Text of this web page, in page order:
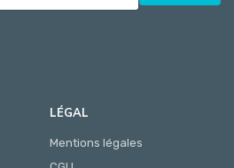
LÉGAL
Mentions légales